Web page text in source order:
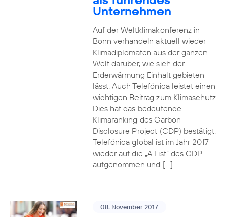
Unternehmen
Auf der Weltklimakonferenz in
Bonn verhandeln aktuell wieder
Klimadiplomaten aus der ganzen
Welt darüber, wie sich der
Erderwärmung Einhalt gebieten
lässt. Auch Telefónica leistet einen
wichtigen Beitrag zum Klimaschutz.
Dies hat das bedeutende
Klimaranking des Carbon
Disclosure Project (CDP) bestätigt:
Telefónica global ist im Jahr 2017
wieder auf die „A List“ des CDP
aufgenommen und […]
08. November 2017